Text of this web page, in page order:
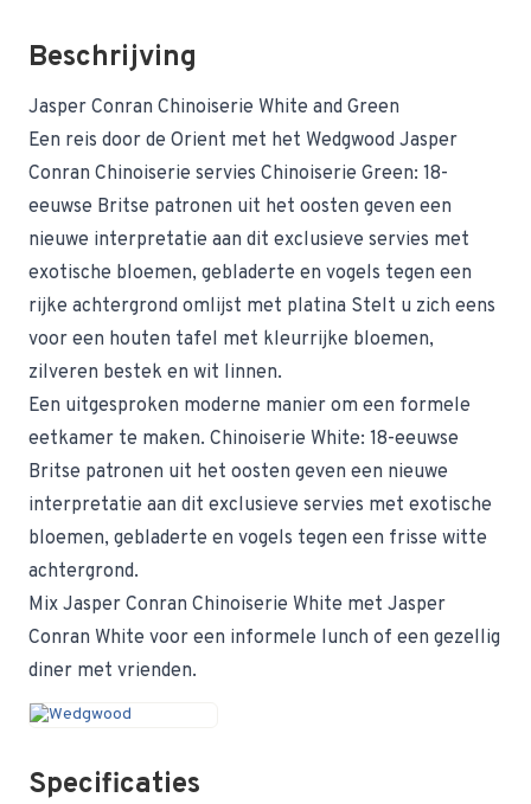
Beschrijving
Jasper Conran Chinoiserie White and Green
Een reis door de Orient met het Wedgwood Jasper
Conran Chinoiserie servies Chinoiserie Green: 18-
eeuwse Britse patronen uit het oosten geven een
nieuwe interpretatie aan dit exclusieve servies met
exotische bloemen, gebladerte en vogels tegen een
rijke achtergrond omlijst met platina Stelt u zich eens
voor een houten tafel met kleurrijke bloemen,
zilveren bestek en wit linnen.
Een uitgesproken moderne manier om een formele
eetkamer te maken. Chinoiserie White: 18-eeuwse
Britse patronen uit het oosten geven een nieuwe
interpretatie aan dit exclusieve servies met exotische
bloemen, gebladerte en vogels tegen een frisse witte
achtergrond.
Mix Jasper Conran Chinoiserie White met Jasper
Conran White voor een informele lunch of een gezellig
diner met vrienden.
Specificaties